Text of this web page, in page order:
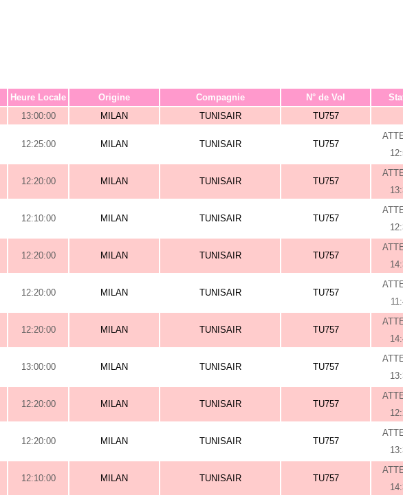
Heure Locale Origine Compagnie N° de Vol
13:00:00 MILAN TUNISAIR TU757
12:25:00 MILAN TUNISAIR TU757
12:20:00 MILAN TUNISAIR TU757
12:10:00 MILAN TUNISAIR TU757
12:20:00 MILAN TUNISAIR TU757
12:20:00 MILAN TUNISAIR TU757
12:20:00 MILAN TUNISAIR TU757
13:00:00 MILAN TUNISAIR TU757
12:20:00 MILAN TUNISAIR TU757
12:20:00 MILAN TUNISAIR TU757
12:10:00 MILAN TUNISAIR TU757